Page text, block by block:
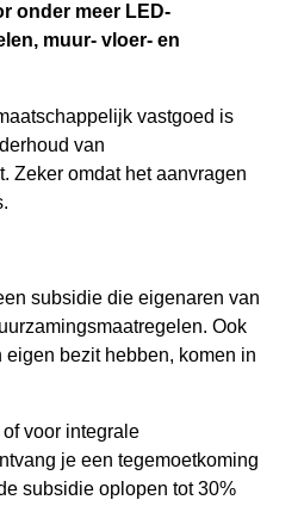
onder meer LED-
muur- vloer- en
vastgoed is
van
Zeker omdat het aanvragen
subsidie die eigenaren van
Ook
bezit hebben, komen in
voor integrale
je een tegemoetkoming
subsidie oplopen tot 30%